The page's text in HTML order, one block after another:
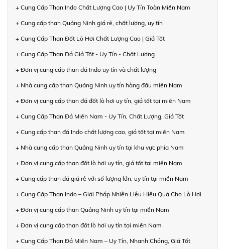
+ Cung Cấp Than Indo Chất Lượng Cao | Uy Tín Toàn Miền Nam
+ Cung cấp than Quảng Ninh giá rẻ, chất lượng, uy tín
+ Cung Cấp Than Đốt Lò Hơi Chất Lượng Cao | Giá Tốt
+ Cung Cấp Than Đá Giá Tốt - Uy Tín - Chất Lượng
+ Đơn vị cung cấp than đá Indo uy tín và chất lượng
+ Nhà cung cấp than Quảng Ninh uy tín hàng đầu miền Nam
+ Đơn vị cung cấp than đá đốt lò hơi uy tín, giá tốt tại miền Nam
+ Cung Cấp Than Đá Miền Nam - Uy Tín, Chất Lượng, Giá Tốt
+ Cung cấp than đá Indo chất lượng cao, giá tốt tại miền Nam
+ Nhà cung cấp than Quảng Ninh uy tín tại khu vực phía Nam
+ Đơn vị cung cấp than đốt lò hơi uy tín, giá tốt tại miền Nam
+ Cung cấp than đá giá rẻ với số lượng lớn, uy tín tại miền Nam
+ Cung Cấp Than Indo – Giải Pháp Nhiên Liệu Hiệu Quả Cho Lò Hơi
+ Đơn vị cung cấp than Quảng Ninh uy tín tại miền Nam
+ Đơn vị cung cấp than đốt lò hơi uy tín tại miền Nam
+ Cung Cấp Than Đá Miền Nam – Uy Tín, Nhanh Chóng, Giá Tốt